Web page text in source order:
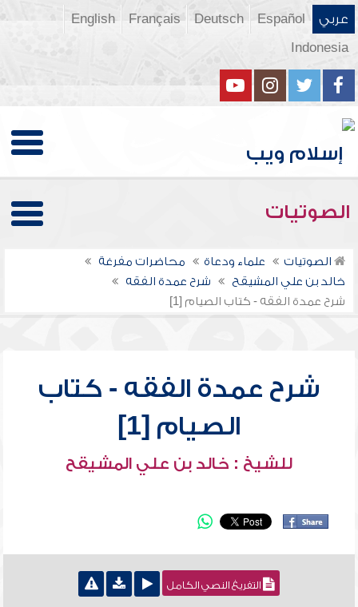
عربي Español
Deutsch
Français
English
Indonesia
الصوتيات
الصوتيات علماء ودعاة
محاضرات مفرغة
خالد بن علي المشيقح
شرح عمدة الفقه
شرح عمدة الفقه - كتاب الصيام [1]
شرح عمدة الفقه - كتاب
الصيام [1]
للشيخ : خالد بن علي المشيقح
التفريغ النصي الكامل